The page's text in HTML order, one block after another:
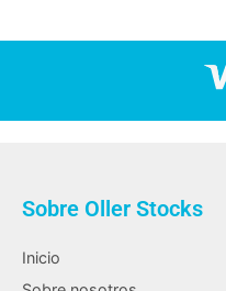
Sobre Oller Stocks
Inicio